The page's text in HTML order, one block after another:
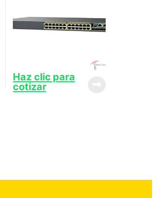
Haz clic para
cotizar